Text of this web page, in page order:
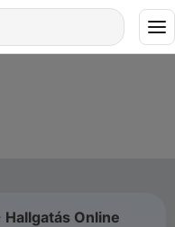
Online